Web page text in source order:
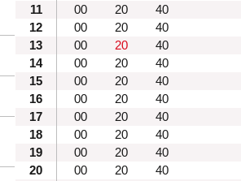
11
00 20
40
12
00 20
40
13
00 20
40
14
00 20
40
15
00 20
40
16
00 20
40
17
00 20
40
18
00 20
40
19
00 20
40
20
00 20
40